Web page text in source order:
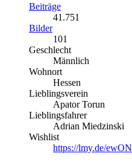
Beiträge
41.751
Bilder
101
Geschlecht
Männlich
Wohnort
Hessen
Lieblingsverein
Apator Torun
Lieblingsfahrer
Adrian Miedzinski
Wishlist
https://lmy.de/